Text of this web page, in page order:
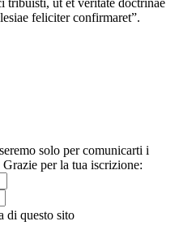
tribuisti, ut et veritate doctrinae
feliciter confirmaret”.
solo per comunicarti i
per la tua iscrizione:
di questo sito